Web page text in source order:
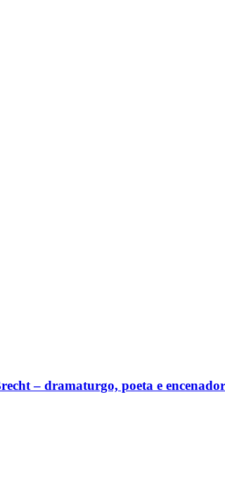
– dramaturgo, poeta e